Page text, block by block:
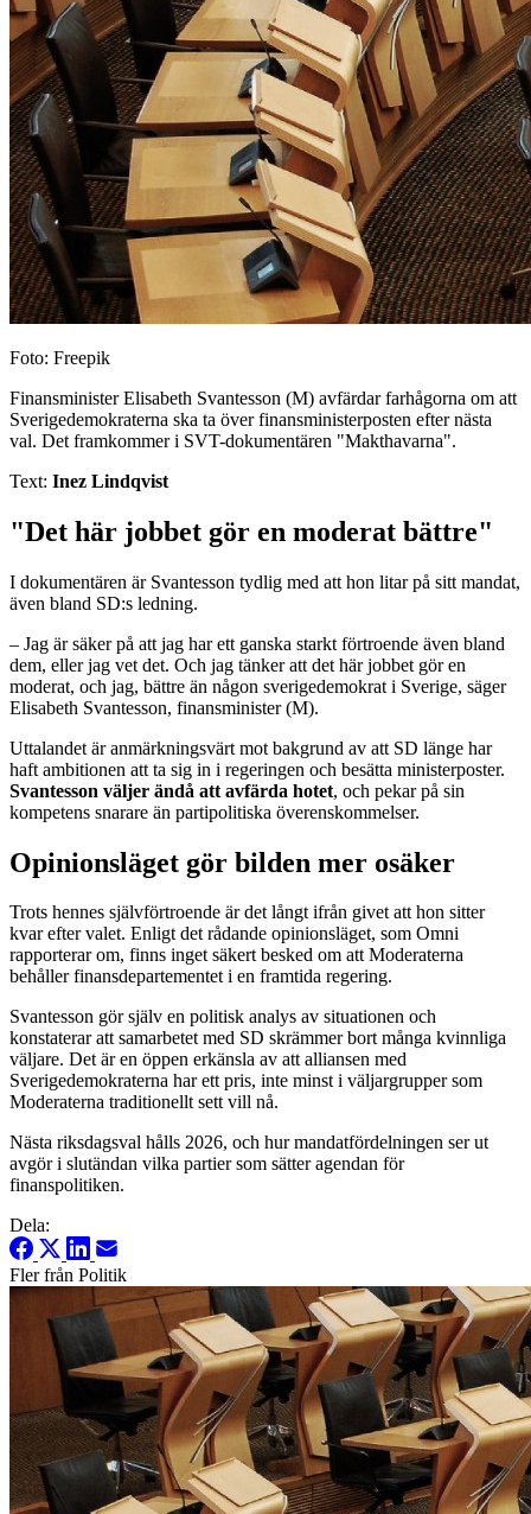
Foto: Freepik
Finansminister Elisabeth Svantesson (M) avfärdar farhågorna om att
Sverigedemokraterna ska ta över finansministerposten efter nästa
val. Det framkommer i SVT-dokumentären "Makthavarna".
Text: Inez Lindqvist
"Det här jobbet gör en moderat bättre"
I dokumentären är Svantesson tydlig med att hon litar på sitt mandat,
även bland SD:s ledning.
– Jag är säker på att jag har ett ganska starkt förtroende även bland
dem, eller jag vet det. Och jag tänker att det här jobbet gör en
moderat, och jag, bättre än någon sverigedemokrat i Sverige, säger
Elisabeth Svantesson, finansminister (M).
Uttalandet är anmärkningsvärt mot bakgrund av att SD länge har
haft ambitionen att ta sig in i regeringen och besätta ministerposter.
Svantesson väljer ändå att avfärda hotet, och pekar på sin
kompetens snarare än partipolitiska överenskommelser.
Opinionsläget gör bilden mer osäker
Trots hennes självförtroende är det långt ifrån givet att hon sitter
kvar efter valet. Enligt det rådande opinionsläget, som Omni
rapporterar om, finns inget säkert besked om att Moderaterna
behåller finansdepartementet i en framtida regering.
Svantesson gör själv en politisk analys av situationen och
konstaterar att samarbetet med SD skrämmer bort många kvinnliga
väljare. Det är en öppen erkänsla av att alliansen med
Sverigedemokraterna har ett pris, inte minst i väljargrupper som
Moderaterna traditionellt sett vill nå.
Nästa riksdagsval hålls 2026, och hur mandatfördelningen ser ut
avgör i slutändan vilka partier som sätter agendan för
finanspolitiken.
Dela:
Fler från Politik